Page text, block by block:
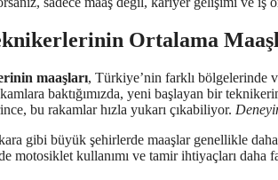
Ortalama
maaşları, Türkiye’nin farklı bölgelerinde
baktığımızda, yeni başlayan bir
bu rakamlar hızla yukarı çıkabiliyor.
gibi büyük şehirlerde maaşlar genellikle
motosiklet kullanımı ve tamir ihtiyaçları daha